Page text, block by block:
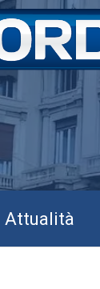
Attualità